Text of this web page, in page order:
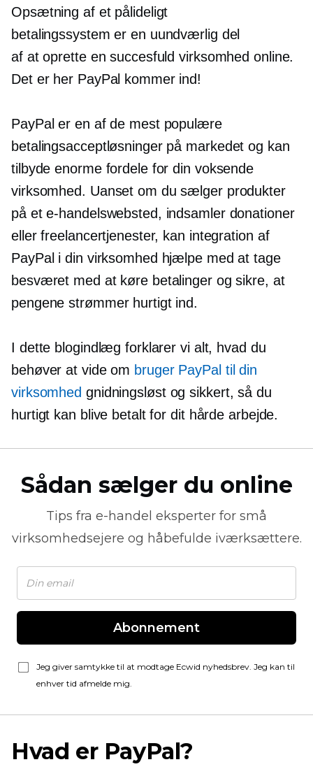
Opsætning af et pålideligt
betalingssystem er en uundværlig del
af at oprette en succesfuld virksomhed online.
Det er her PayPal kommer ind!
PayPal er en af de mest populære
betalingsacceptløsninger på markedet og kan
tilbyde enorme fordele for din voksende
virksomhed. Uanset om du sælger produkter
på et e-handelswebsted, indsamler donationer
eller freelancertjenester, kan integration af
PayPal i din virksomhed hjælpe med at tage
besværet med at køre betalinger og sikre, at
pengene strømmer hurtigt ind.
I dette blogindlæg forklarer vi alt, hvad du
behøver at vide om bruger PayPal til din
virksomhed gnidningsløst og sikkert, så du
hurtigt kan blive betalt for dit hårde arbejde.
Sådan sælger du online
Tips fra e-handel eksperter for små
virksomhedsejere og håbefulde iværksættere.
Abonnement
Jeg giver samtykke til at modtage Ecwid nyhedsbrev. Jeg kan til
enhver tid afmelde mig.
Hvad er PayPal?